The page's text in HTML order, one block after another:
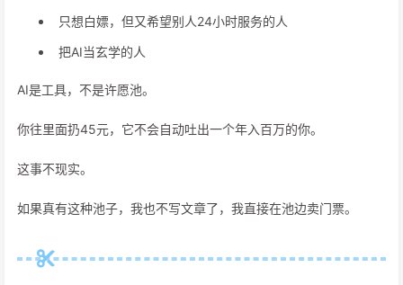
只想白嫖，但又希望别人24小时服务的人
把AI当玄学的人
AI是工具，不是许愿池。
你往里面扔45元，它不会自动吐出一个年入百万的你。
这事不现实。
如果真有这种池子，我也不写文章了，我直接在池边卖门票。